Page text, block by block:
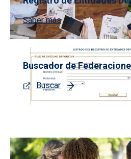
Saber más
Buscador de
Buscar